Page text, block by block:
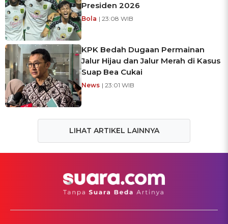
Presiden 2026
Bola | 23:08 WIB
KPK Bedah Dugaan Permainan
Jalur Hijau dan Jalur Merah di Kasus
Suap Bea Cukai
News | 23:01 WIB
LIHAT ARTIKEL LAINNYA